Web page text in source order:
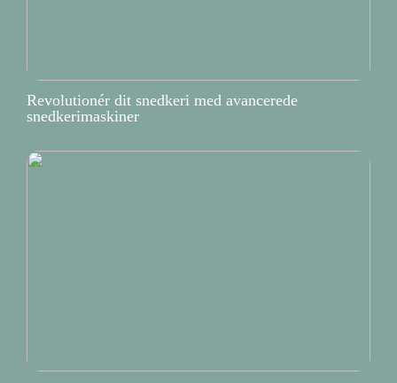
Revolutionér dit snedkeri med avancerede
snedkerimaskiner